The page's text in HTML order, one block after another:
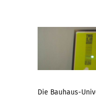
Die Bauhaus-